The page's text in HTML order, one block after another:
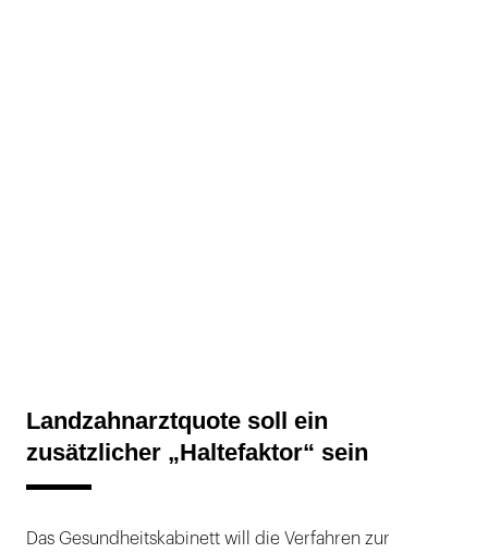
Landzahnarztquote soll ein
zusätzlicher „Haltefaktor“ sein
Das Gesundheitskabinett will die Verfahren zur